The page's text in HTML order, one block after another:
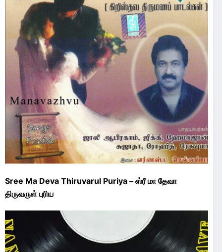
Sree Ma Deva Thiruvarul Puriya – ஸ்ரீ மா தேவா
திருவருள் புரிய